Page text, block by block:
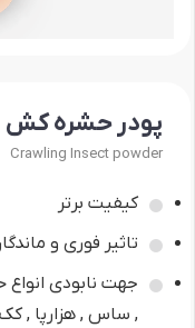
پودر حشره کش
Crawling Insect powder
کیفیت برتر
تاثیر فوری و ماندگار
جهت نابودی
, ساس , هزارپا ,